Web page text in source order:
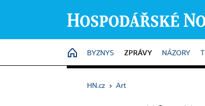
HOME
BYZNYS ZPRÁVY NÁZORY
HN.cz › Art